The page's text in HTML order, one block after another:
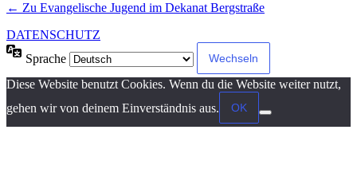
← Zu Evangelische Jugend im Dekanat Bergstraße
DATENSCHUTZ
Sprache
Diese Website benutzt Cookies. Wenn du die Website weiter nutzt,
gehen wir von deinem Einverständnis aus.
OK